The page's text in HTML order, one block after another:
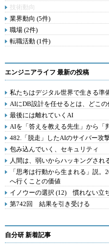
技術動向
業界動向 (5件)
職場 (2件)
転職活動 (1件)
エンジニアライフ 最新の投稿
私たちはデジタル世界で生きる準
AIにDB設計を任せるとは、どこの
最後には離れていくAI
AIを「答えを教える先生」から「
482.「脱走」したAIのサイバー攻
包み込んでいく、セキュリティ
人間は、弱いからハッキングされ
「思考は行動から生まれる」説
へ行くことの価値
イノウーの選択 (12) 慣れない立
第742回 結果を引き受ける
自分研 新着記事